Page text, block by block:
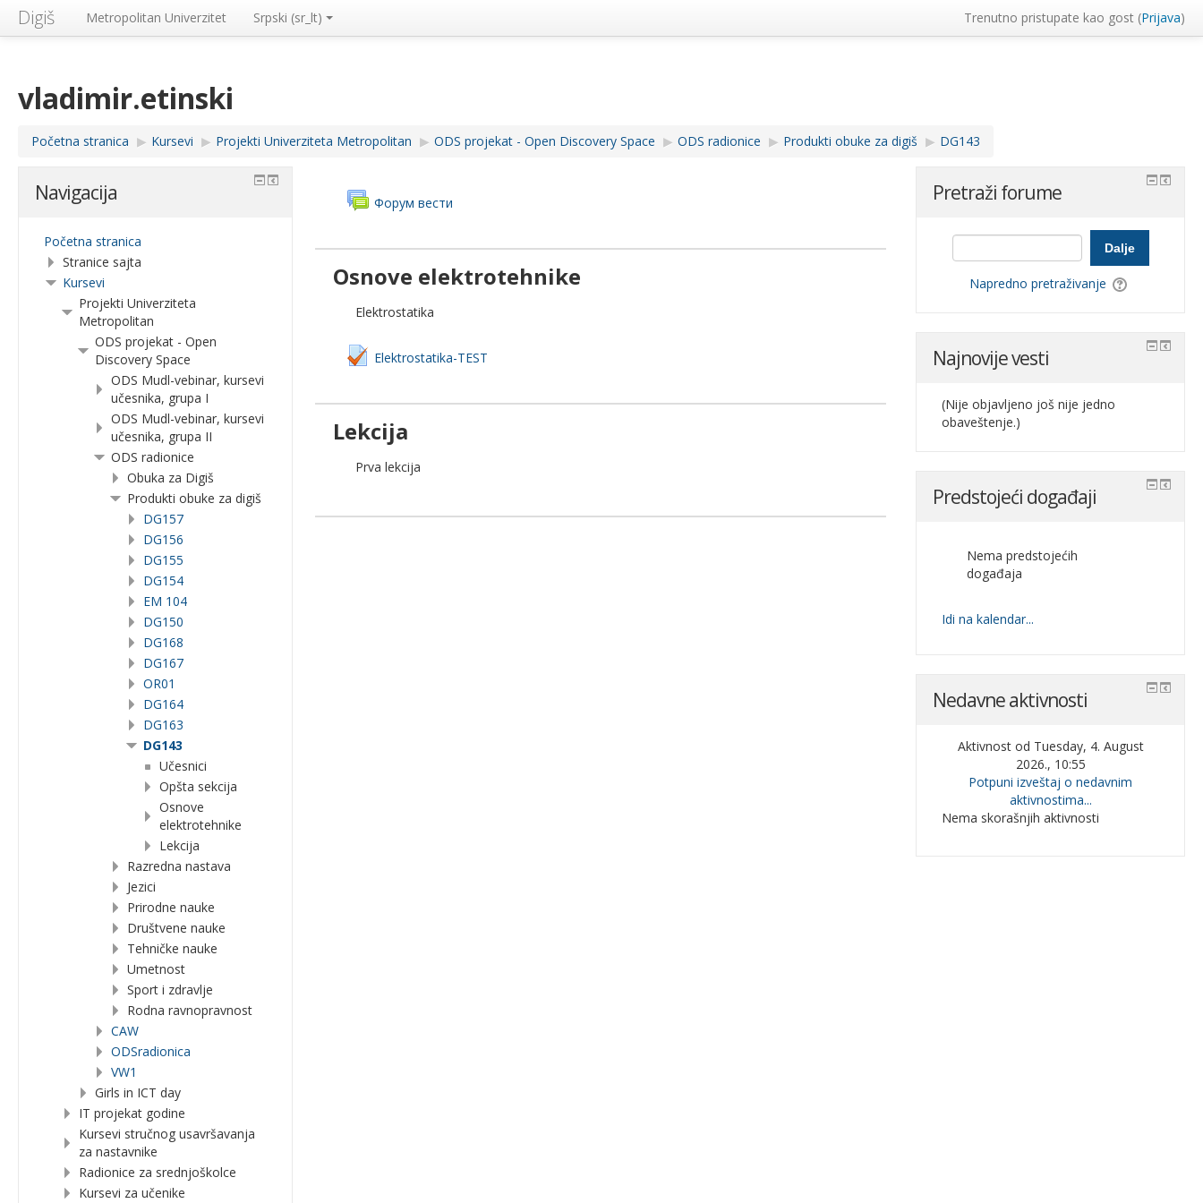
Digiš Trenutno pristupate kao gost (Prijava)
Metropolitan Univerzitet Srpski ‎(sr_lt)‎
vladimir.etinski
Početna stranica ▶︎ Kursevi ▶︎ Projekti Univerziteta Metropolitan ▶︎ ODS projekat - Open Discovery Space ▶︎ ODS radionice ▶︎ Produkti obuke za digiš ▶︎ DG143
Форум вести
Osnove elektrotehnike
Elektrostatika
Elektrostatika-TEST
Lekcija
Prva lekcija
Navigacija
Početna stranica
Stranice sajta
Kursevi
Projekti Univerziteta
Metropolitan
ODS projekat - Open
Discovery Space
ODS Mudl-vebinar, kursevi
učesnika, grupa I
ODS Mudl-vebinar, kursevi
učesnika, grupa II
ODS radionice
Obuka za Digiš
Produkti obuke za digiš
DG157
DG156
DG155
DG154
EM 104
DG150
DG168
DG167
OR01
DG164
DG163
DG143
Učesnici
Opšta sekcija
Osnove
elektrotehnike
Lekcija
Razredna nastava
Jezici
Prirodne nauke
Društvene nauke
Tehničke nauke
Umetnost
Sport i zdravlje
Rodna ravnopravnost
CAW
ODSradionica
VW1
Girls in ICT day
IT projekat godine
Kursevi stručnog usavršavanja
za nastavnike
Radionice za srednjoškolce
Kursevi za učenike
Pretraži forume
Dalje
Napredno pretraživanje
Najnovije vesti
(Nije objavljeno još nije jedno
obaveštenje.)
Predstojeći događaji
Nema predstojećih
događaja
Idi na kalendar...
Nedavne aktivnosti
Aktivnost od Tuesday, 4. August
2026., 10:55
Potpuni izveštaj o nedavnim
aktivnostima...
Nema skorašnjih aktivnosti